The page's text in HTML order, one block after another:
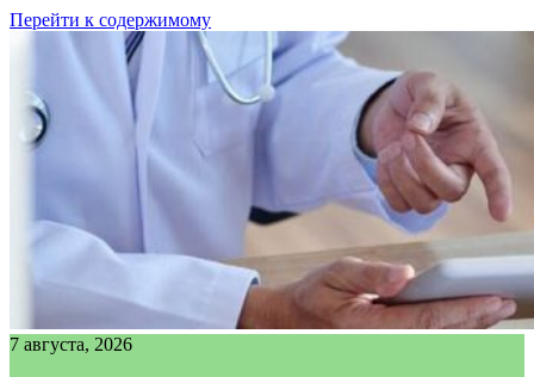
Перейти к содержимому
7 августа, 2026